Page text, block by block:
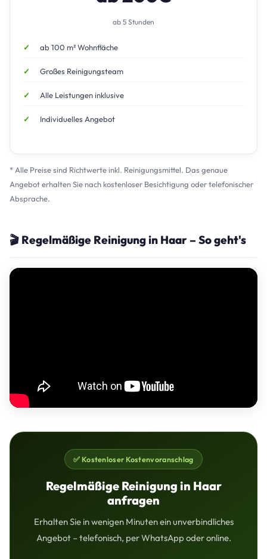
ab 5 Stunden
ab 100 m² Wohnfläche
Großes Reinigungsteam
Alle Leistungen inklusive
Individuelles Angebot
* Alle Preise sind Richtwerte inkl. Reinigungsmittel. Das genaue
Angebot erhalten Sie nach kostenloser Besichtigung oder telefonischer
Absprache.
🎬 Regelmäßige Reinigung in Haar – So geht's
✅ Kostenloser Kostenvoranschlag
Regelmäßige Reinigung in Haar
anfragen
Erhalten Sie in wenigen Minuten ein unverbindliches
Angebot – telefonisch, per WhatsApp oder online.